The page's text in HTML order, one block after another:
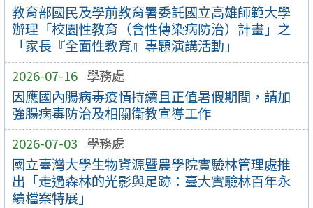
教育部國民及學前教育署委託國立高雄師範大學
辦理「校園性教育（含性傳染病防治）計畫」之
「家長『全面性教育』專題演講活動」
2026-07-16 學務處
因應國內腸病毒疫情持續且正值暑假期間，請加
強腸病毒防治及相關衛教宣導工作
2026-07-03 學務處
國立臺灣大學生物資源暨農學院實驗林管理處推
出「走過森林的光影與足跡：臺大實驗林百年永
續檔案特展」